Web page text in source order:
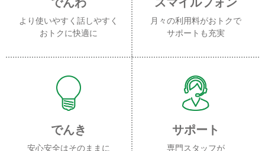
より使いやすく話しやすく
おトクに快適に
月々の利用料がおトクで
サポートも充実
でんき
安心安全はそのままに
サポート
専門スタッフが